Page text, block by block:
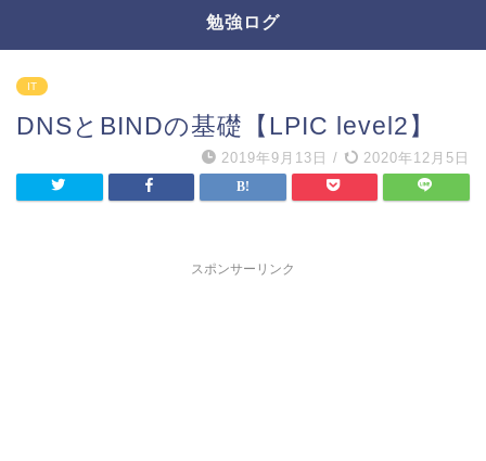
勉強ログ
IT
DNSとBINDの基礎【LPIC level2】
2019年9月13日 / 2020年12月5日
スポンサーリンク